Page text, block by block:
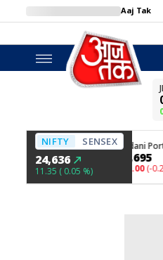
Aaj Tak
BT Bazaar